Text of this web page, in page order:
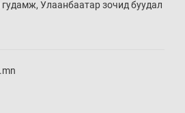
мин
Улаанбаатар зочид буудал